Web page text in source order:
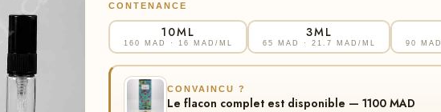
CONTENANCE
10ML
160 MAD · 16 MAD/ML
3ML
65 MAD · 21.7 MAD/ML 90 MAD
CONVAINCU ?
Le flacon complet est disponible — 1100 MAD